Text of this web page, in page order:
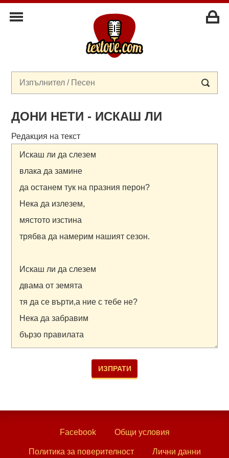
ДОНИ НЕТИ - ИСКАШ ЛИ
Редакция на текст
Facebook Общи условия
Политика за поверителност Лични данни